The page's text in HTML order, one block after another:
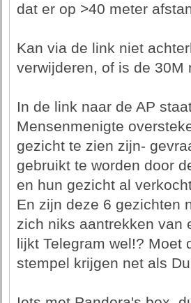
dat er op >40 meter
Kan via de link niet
verwijderen, of is de 30M
In de link naar de AP
Mensenmenigte
gezicht te zien zijn-
gebruikt te worden door
en hun gezicht al
En zijn deze 6 gezichten
zich niks aantrekken van
lijkt Telegram wel!? Moet
stempel krijgen net als